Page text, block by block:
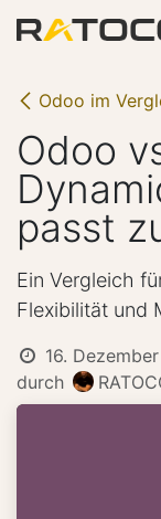
Odoo im
Odoo
passt
Ein Vergleich
Flexibilität und
16.
durch